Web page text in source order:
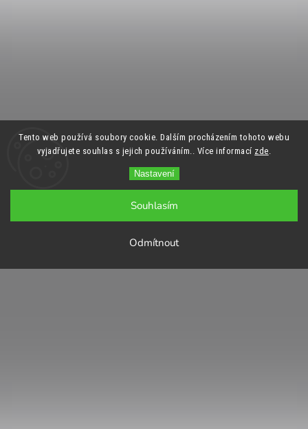
Tento web používá soubory cookie. Dalším procházením tohoto webu
vyjadřujete souhlas s jejich používáním.. Více informací zde
Nastavení
Odmítnout
Souhlasím